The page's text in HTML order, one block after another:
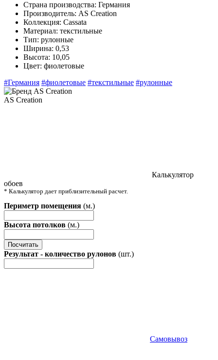
Страна производства: Германия
Производитель: AS Creation
Коллекция: Cassata
Материал: текстильные
Тип: рулонные
Ширина: 0,53
Высота: 10,05
Цвет: фиолетовые
#Германия #фиолетовые #текстильные #рулонные
AS Creation
Калькулятор
обоев
* Калькулятор дает приблизительный расчет.
Периметр помещения (м.)
Высота потолков (м.)
Посчитать
Результат - количество рулонов (шт.)
Самовывоз